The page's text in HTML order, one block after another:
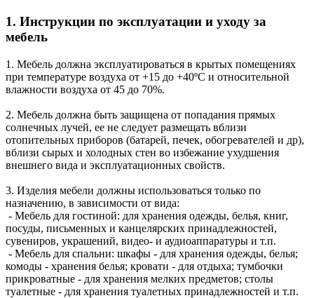
1. Инструкции по эксплуатации и уходу за
мебель
1. Мебель должна эксплуатироваться в крытых помещениях
при температуре воздуха от +15 до +40ºС и относительной
влажности воздуха от 45 до 70%.
2. Мебель должна быть защищена от попадания прямых
солнечных лучей, ее не следует размещать вблизи
отопительных приборов (батарей, печек, обогревателей и др),
вблизи сырых и холодных стен во избежание ухудшения
внешнего вида и эксплуатационных свойств.
3. Изделия мебели должны использоваться только по
назначению, в зависимости от вида:
- Мебель для гостиной: для хранения одежды, белья, книг,
посуды, письменных и канцелярских принадлежностей,
сувениров, украшений, видео- и аудиоаппаратуры и т.п.
- Мебель для спальни: шкафы - для хранения одежды, белья;
комоды - хранения белья; кровати - для отдыха; тумбочки
прикроватные - для хранения мелких предметов; столы
туалетные - для хранения туалетных принадлежностей и т.п.